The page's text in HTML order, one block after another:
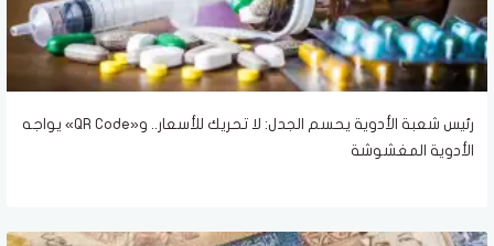
رئيس شعبة الأدوية يحسم الجدل: لا تحريك للأسعار.. و«QR Code» يواجه
الأدوية المغشوشة